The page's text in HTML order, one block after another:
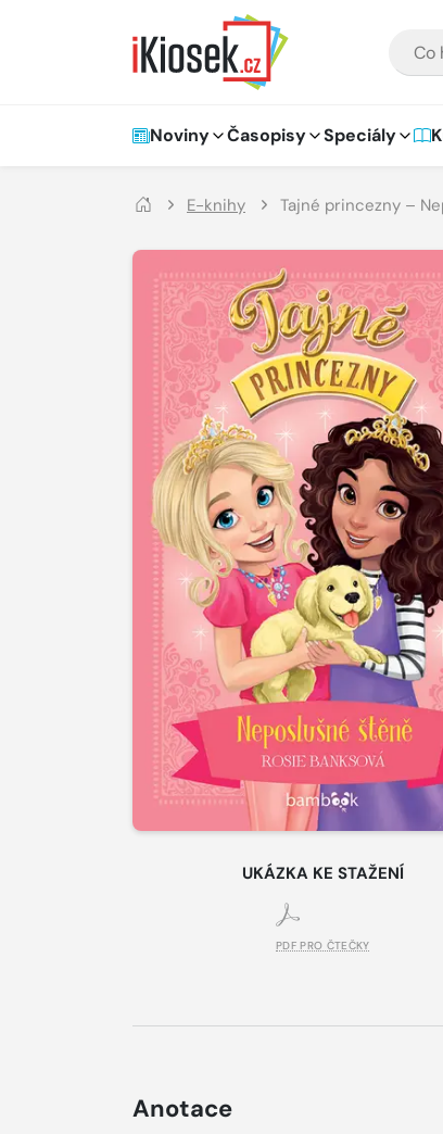
Hlavní navigace
Noviny Časopisy Speciály
E-knihy Tajné princezny –
UKÁZKA KE STAŽENÍ
PDF PRO ČTEČKY
Anotace